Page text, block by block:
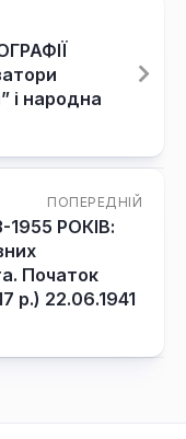
і народна
ПОПЕРЕДНІЙ
РОКІВ:
Початок
р.) 22.06.1941